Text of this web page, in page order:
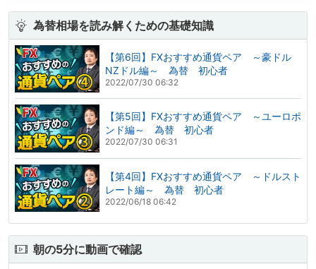
為替相場を読み解くための基礎知識
【第6回】FXおすすめ通貨ペア ～豪ドル
NZドル編～ 為替 初心者
2022/07/30 06:32
【第5回】FXおすすめ通貨ペア ～ユーロポ
ンド編～ 為替 初心者
2022/07/30 06:31
【第4回】FXおすすめ通貨ペア ～ドルスト
レート編～ 為替 初心者
2022/06/18 06:42
朝の5分に動画で確認